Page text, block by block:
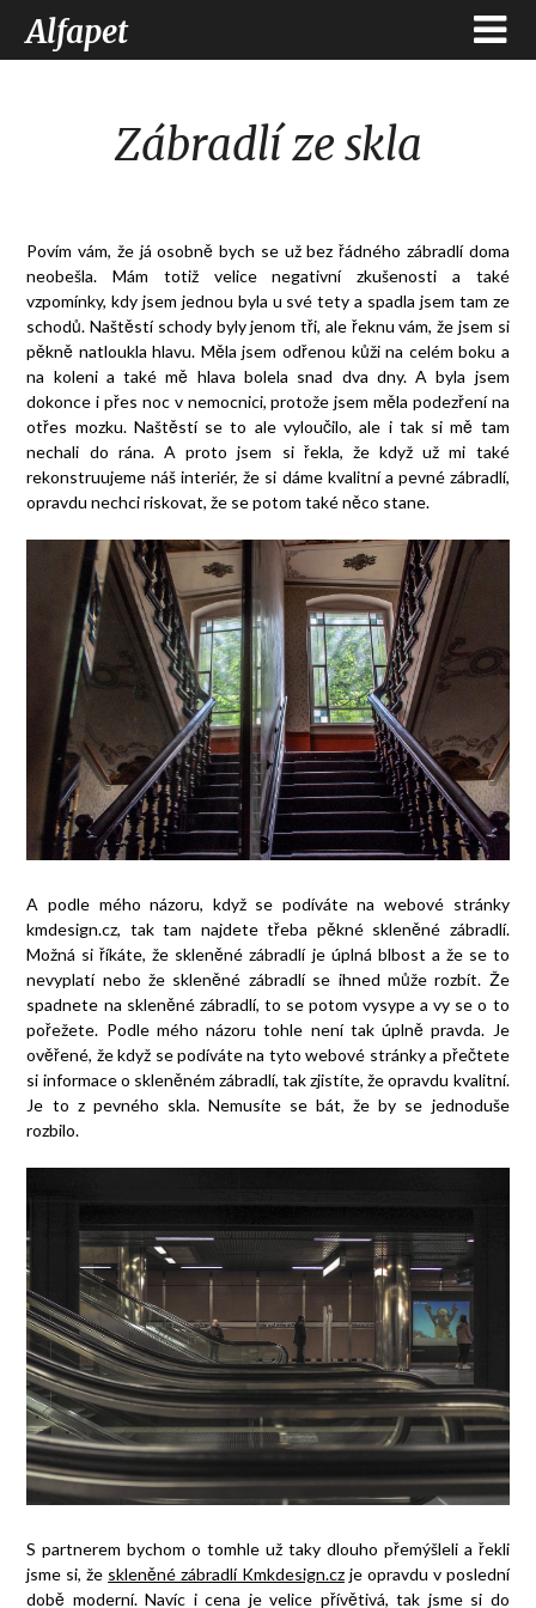
Alfapet
Zábradlí ze skla
Povím vám, že já osobně bych se už bez řádného zábradlí doma
neobešla. Mám totiž velice negativní zkušenosti a také
vzpomínky, kdy jsem jednou byla u své tety a spadla jsem tam ze
schodů. Naštěstí schody byly jenom tři, ale řeknu vám, že jsem si
pěkně natloukla hlavu. Měla jsem odřenou kůži na celém boku a
na koleni a také mě hlava bolela snad dva dny. A byla jsem
dokonce i přes noc v nemocnici, protože jsem měla podezření na
otřes mozku. Naštěstí se to ale vyloučilo, ale i tak si mě tam
nechali do rána. A proto jsem si řekla, že když už mi také
rekonstruujeme náš interiér, že si dáme kvalitní a pevné zábradlí,
opravdu nechci riskovat, že se potom také něco stane.
A podle mého názoru, když se podíváte na webové stránky
kmdesign.cz, tak tam najdete třeba pěkné skleněné zábradlí.
Možná si říkáte, že skleněné zábradlí je úplná blbost a že se to
nevyplatí nebo že skleněné zábradlí se ihned může rozbít. Že
spadnete na skleněné zábradlí, to se potom vysype a vy se o to
pořežete. Podle mého názoru tohle není tak úplně pravda. Je
ověřené, že když se podíváte na tyto webové stránky a přečtete
si informace o skleněném zábradlí, tak zjistíte, že opravdu kvalitní.
Je to z pevného skla. Nemusíte se bát, že by se jednoduše
rozbilo.
S partnerem bychom o tomhle už taky dlouho přemýšleli a řekli
jsme si, že skleněné zábradlí Kmkdesign.czje opravdu v poslední
době moderní. Navíc i cena je velice přívětivá, tak jsme si do